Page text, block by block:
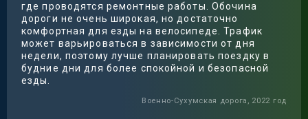
где проводятся ремонтные работы. Обочина
дороги не очень широкая, но достаточно
комфортная для езды на велосипеде. Трафик
может варьироваться в зависимости от дня
недели, поэтому лучше планировать поездку в
будние дни для более спокойной и безопасной
езды.
Военно-Сухумская дорога, 2022 год